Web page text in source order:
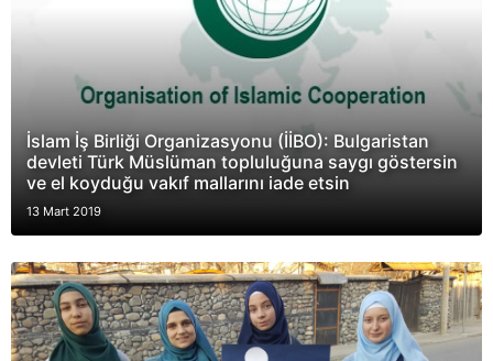
İslam İş Birliği Organizasyonu (İİBO): Bulgaristan
devleti Türk Müslüman topluluğuna saygı göstersin
ve el koyduğu vakıf mallarını iade etsin
13 Mart 2019